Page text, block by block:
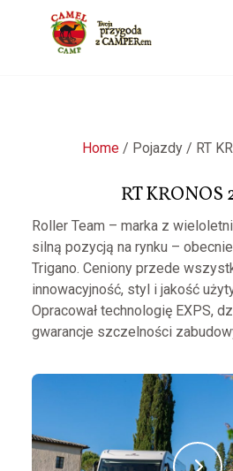
Home/ Pojazdy/ RT
RT KRONOS
Roller Team – marka z
silną pozycją na rynku –
Trigano. Ceniony przede
innowacyjność, styl i jakość
Opracował technologię EXPS,
gwarancje szczelności